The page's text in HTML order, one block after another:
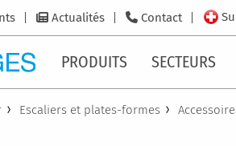
Actualités Contact
PRODUITS SECTEURS
Escaliers et plates-formes